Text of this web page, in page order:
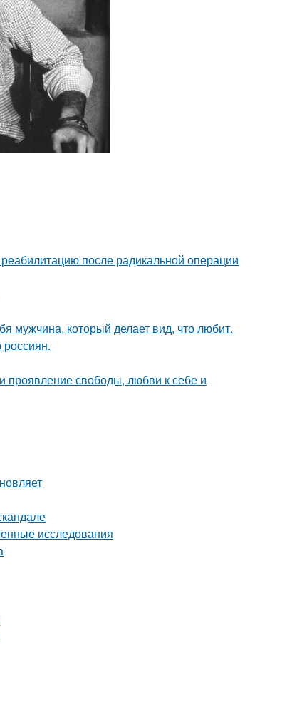
после радикальной операции
мужчина, который делает вид, что любит.
проявление свободы, любви к себе и
исследования